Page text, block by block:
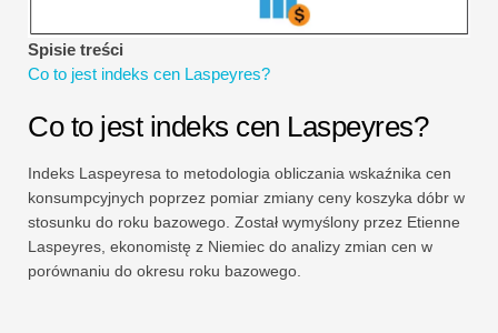
Spisie treści
Co to jest indeks cen Laspeyres?
Co to jest indeks cen Laspeyres?
Indeks Laspeyresa to metodologia obliczania wskaźnika cen
konsumpcyjnych poprzez pomiar zmiany ceny koszyka dóbr w
stosunku do roku bazowego. Został wymyślony przez Etienne
Laspeyres, ekonomistę z Niemiec do analizy zmian cen w
porównaniu do okresu roku bazowego.